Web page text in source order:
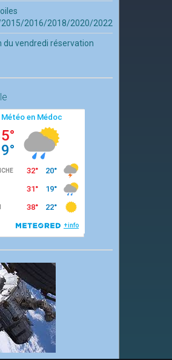
2016/2018/2020/2022
du vendredi réservation